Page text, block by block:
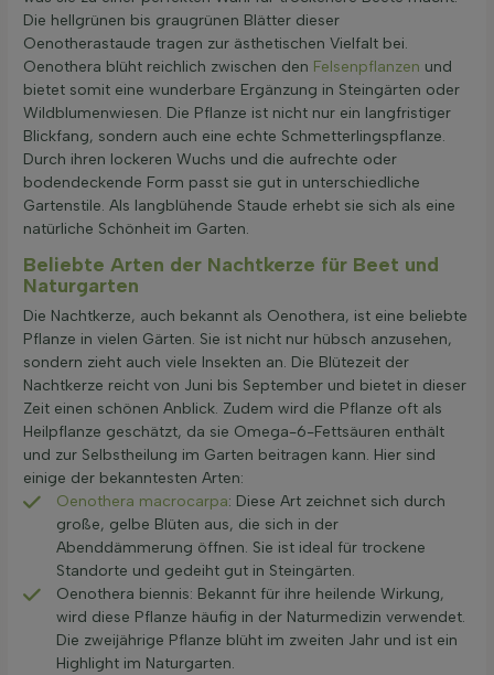
Die hellgrünen bis graugrünen Blätter dieser
Oenotherastaude tragen zur ästhetischen Vielfalt bei.
Oenothera blüht reichlich zwischen den Felsenpflanzen und
bietet somit eine wunderbare Ergänzung in Steingärten oder
Wildblumenwiesen. Die Pflanze ist nicht nur ein langfristiger
Blickfang, sondern auch eine echte Schmetterlingspflanze.
Durch ihren lockeren Wuchs und die aufrechte oder
bodendeckende Form passt sie gut in unterschiedliche
Gartenstile. Als langblühende Staude erhebt sie sich als eine
natürliche Schönheit im Garten.
Beliebte Arten der Nachtkerze für Beet und
Naturgarten
Die Nachtkerze, auch bekannt als Oenothera, ist eine beliebte
Pflanze in vielen Gärten. Sie ist nicht nur hübsch anzusehen,
sondern zieht auch viele Insekten an. Die Blütezeit der
Nachtkerze reicht von Juni bis September und bietet in dieser
Zeit einen schönen Anblick. Zudem wird die Pflanze oft als
Heilpflanze geschätzt, da sie Omega-6-Fettsäuren enthält
und zur Selbstheilung im Garten beitragen kann. Hier sind
einige der bekanntesten Arten:
Oenothera macrocarpa: Diese Art zeichnet sich durch
große, gelbe Blüten aus, die sich in der
Abenddämmerung öffnen. Sie ist ideal für trockene
Standorte und gedeiht gut in Steingärten.
Oenothera biennis: Bekannt für ihre heilende Wirkung,
wird diese Pflanze häufig in der Naturmedizin verwendet.
Die zweijährige Pflanze blüht im zweiten Jahr und ist ein
Highlight im Naturgarten.